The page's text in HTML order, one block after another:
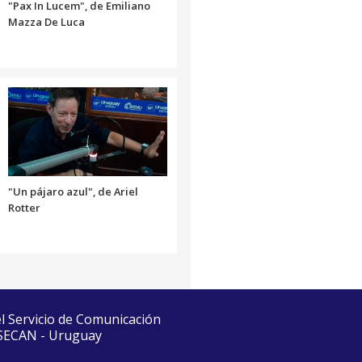
"Pax In Lucem", de Emiliano
Mazza De Luca
"Un pájaro azul", de Ariel
Rotter
de Comunicación
- Uruguay